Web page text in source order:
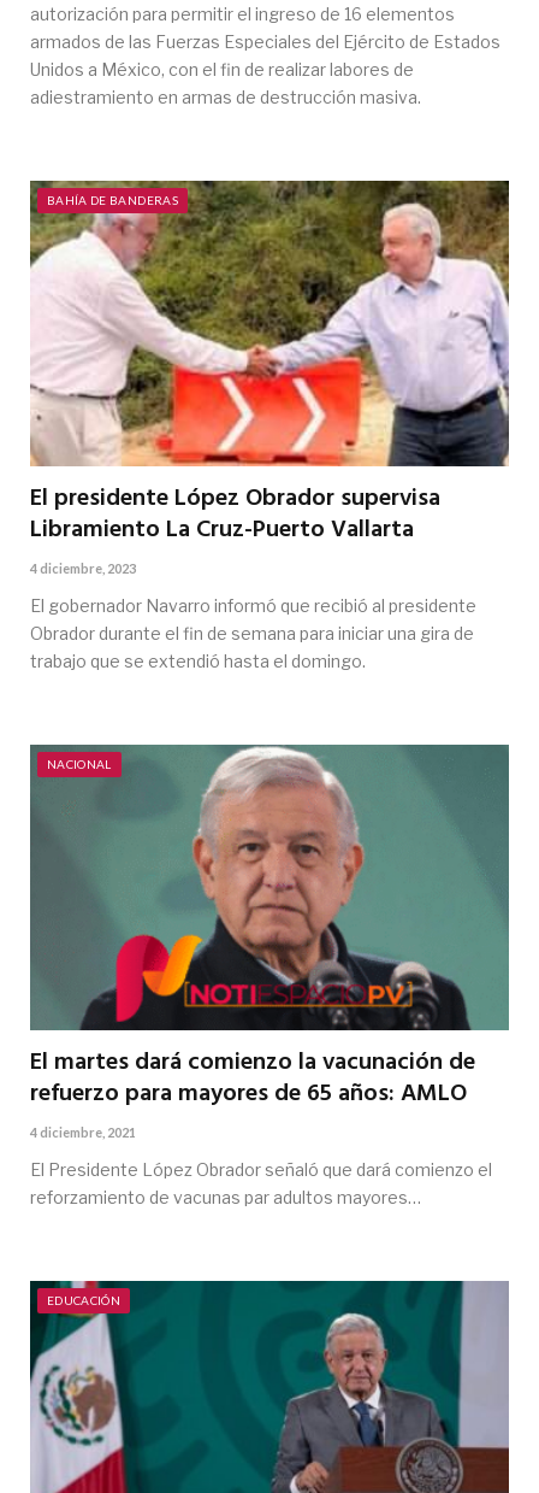
autorización para permitir el ingreso de 16 elementos
armados de las Fuerzas Especiales del Ejército de Estados
Unidos a México, con el fin de realizar labores de
adiestramiento en armas de destrucción masiva.
BAHÍA DE BANDERAS
El presidente López Obrador supervisa
Libramiento La Cruz-Puerto Vallarta
4 diciembre, 2023
El gobernador Navarro informó que recibió al presidente
Obrador durante el fin de semana para iniciar una gira de
trabajo que se extendió hasta el domingo.
NACIONAL
El martes dará comienzo la vacunación de
refuerzo para mayores de 65 años: AMLO
4 diciembre, 2021
El Presidente López Obrador señaló que dará comienzo el
reforzamiento de vacunas par adultos mayores…
EDUCACIÓN